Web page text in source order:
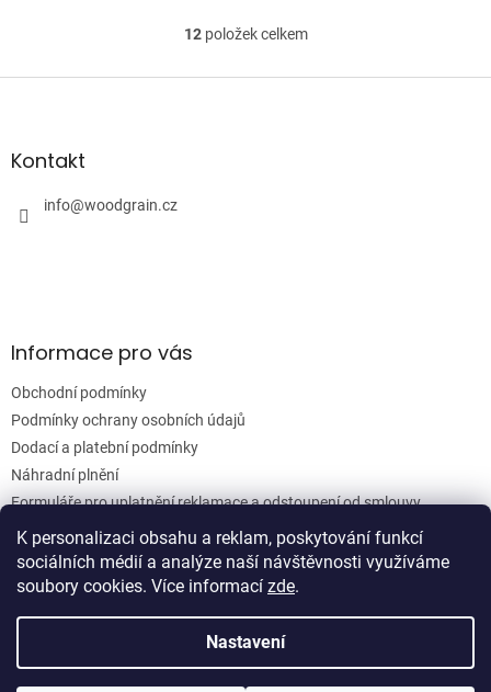
K personalizaci obsahu a reklam, poskytování funkcí
sociálních médií a analýze naší návštěvnosti využíváme
soubory cookies. Více informací zde.
Nastavení
kruhové děrovače ProFit.
O
l
u
12položek celkem
Z
aKontakt
info@woodgrain.cz
Informace pro vás
Obchodní podmínky
Podmínky ochrany osobních údajů
Dodací a platební podmínky
Náhradní plnění
Formuláře pro uplatnění reklamace a odstoupení od smlouvy
Moje objednávka